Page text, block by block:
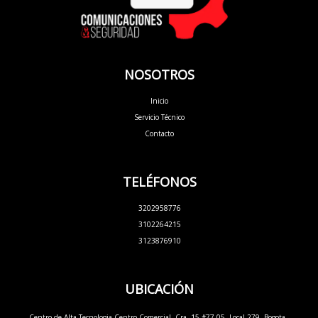
NOSOTROS
Inicio
Servicio Técnico
Contacto
TELÉFONOS
3202958776
3102264215
3123876910
UBICACIÓN